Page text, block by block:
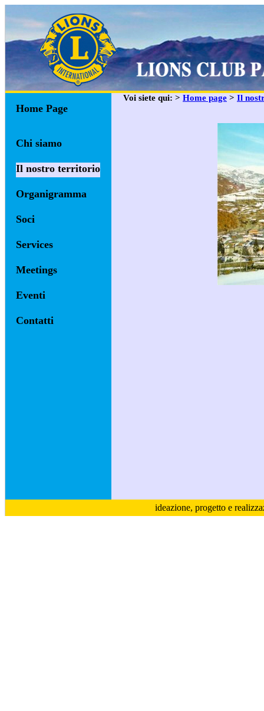
Home Page
Chi siamo
Il nostro territorio
Organigramma
Soci
Services
Meetings
Eventi
Contatti
Voi siete qui: > Home page > Il
ideazione, progetto e